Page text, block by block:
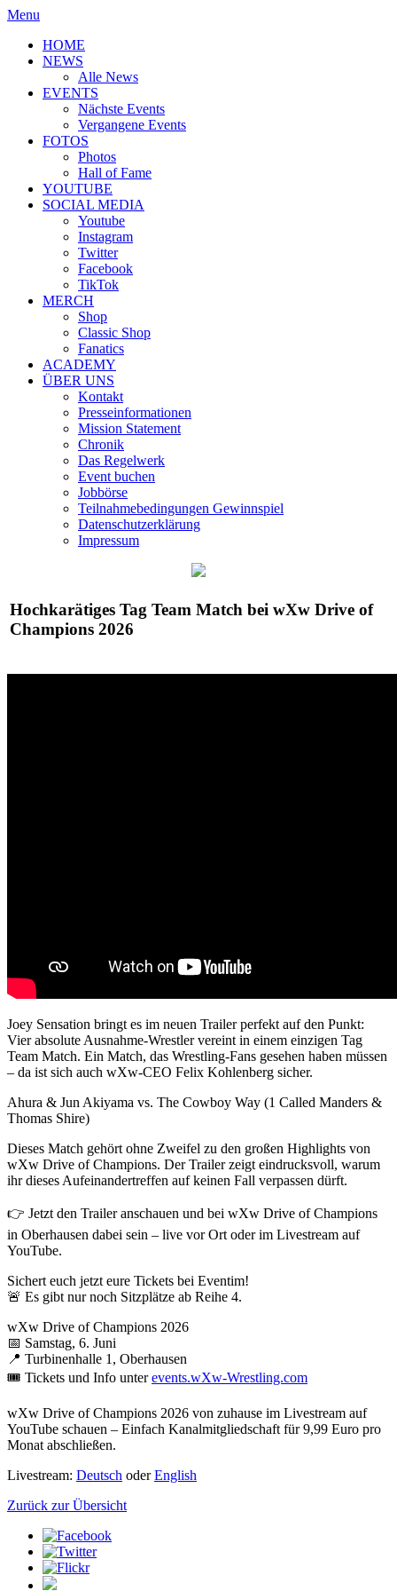
Menu
HOME
NEWS
Alle News
EVENTS
Nächste Events
Vergangene Events
FOTOS
Photos
Hall of Fame
YOUTUBE
SOCIAL MEDIA
Youtube
Instagram
Twitter
Facebook
TikTok
MERCH
Shop
Classic Shop
Fanatics
ACADEMY
ÜBER UNS
Kontakt
Presseinformationen
Mission Statement
Chronik
Das Regelwerk
Event buchen
Jobbörse
Teilnahmebedingungen Gewinnspiel
Datenschutzerklärung
Impressum
Hochkarätiges Tag Team Match bei wXw Drive of
Champions 2026
Joey Sensation bringt es im neuen Trailer perfekt auf den Punkt:
Vier absolute Ausnahme-Wrestler vereint in einem einzigen Tag
Team Match. Ein Match, das Wrestling-Fans gesehen haben müssen
– da ist sich auch wXw-CEO Felix Kohlenberg sicher.
Ahura & Jun Akiyama vs. The Cowboy Way (1 Called Manders &
Thomas Shire)
Dieses Match gehört ohne Zweifel zu den großen Highlights von
wXw Drive of Champions. Der Trailer zeigt eindrucksvoll, warum
ihr dieses Aufeinandertreffen auf keinen Fall verpassen dürft.
👉 Jetzt den Trailer anschauen und bei wXw Drive of Champions
in Oberhausen dabei sein – live vor Ort oder im Livestream auf
YouTube.
Sichert euch jetzt eure Tickets bei Eventim!
🚨 Es gibt nur noch Sitzplätze ab Reihe 4.
wXw Drive of Champions 2026
📅 Samstag, 6. Juni
📍 Turbinenhalle 1, Oberhausen
🎟️ Tickets und Info unterevents.wXw-Wrestling.com
wXw Drive of Champions 2026 von zuhause im Livestream auf
YouTube schauen – Einfach Kanalmitgliedschaft für 9,99 Euro pro
Monat abschließen.
Livestream: Deutsch oderEnglish
Zurück zur Übersicht